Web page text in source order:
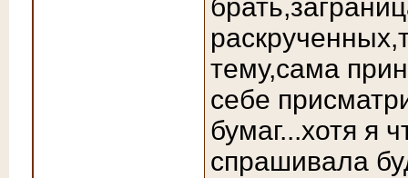
тему,сама
себе
бумаг...хотя я
спрашивала